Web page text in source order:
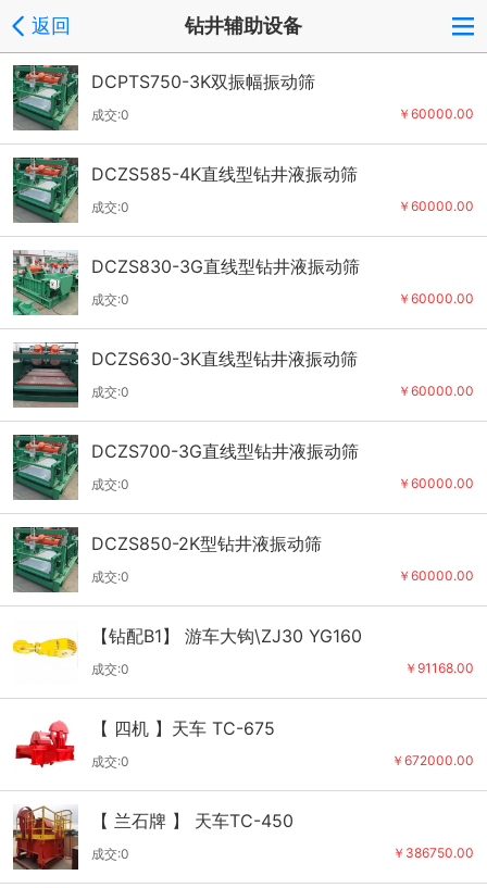
返回 钻井辅助设备
DCPTS750-3K双振幅振动筛
￥60000.00
成交:0
DCZS585-4K直线型钻井液振动筛
￥60000.00
成交:0
DCZS830-3G直线型钻井液振动筛
￥60000.00
成交:0
DCZS630-3K直线型钻井液振动筛
￥60000.00
成交:0
DCZS700-3G直线型钻井液振动筛
￥60000.00
成交:0
DCZS850-2K型钻井液振动筛
￥60000.00
成交:0
【钻配B1】 游车大钩\ZJ30 YG160
￥91168.00
成交:0
【 四机 】天车 TC-675
￥672000.00
成交:0
【 兰石牌 】 天车TC-450
￥386750.00
成交:0